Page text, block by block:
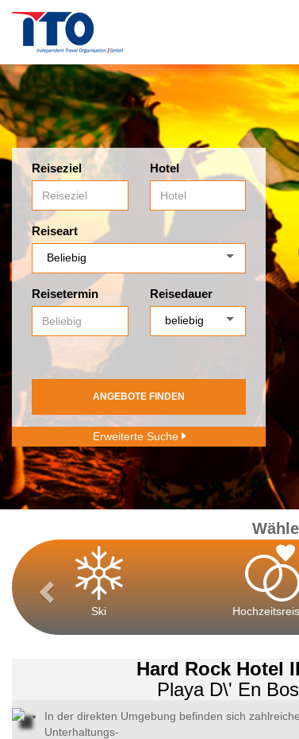
Reiseziel Hotel
Reiseart
Reisetermin Reisedauer
ANGEBOTE FINDEN
Erweiterte Suche
Ski
Hard Rock Hotel
Playa D\' En
In der direkten Umgebung befinden sich
Unterhaltungs-